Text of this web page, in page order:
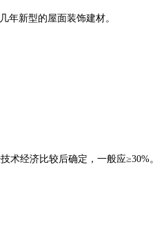
年新型的屋面装饰建材。
术经济比较后确定，一般应≥30%。